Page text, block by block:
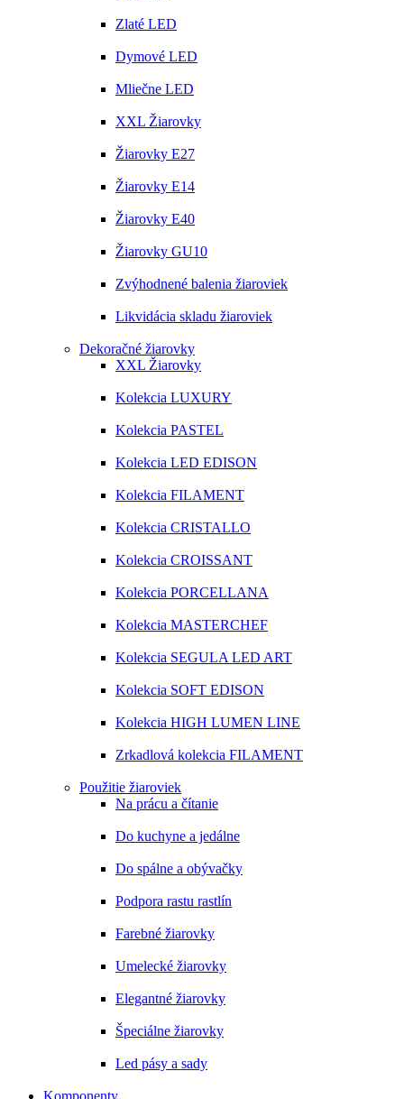
Zlaté LED
Dymové LED
Mliečne LED
XXL Žiarovky
Žiarovky E27
Žiarovky E14
Žiarovky E40
Žiarovky GU10
Zvýhodnené balenia žiaroviek
Likvidácia skladu žiaroviek
Dekoračné žiarovky
XXL Žiarovky
Kolekcia LUXURY
Kolekcia PASTEL
Kolekcia LED EDISON
Kolekcia FILAMENT
Kolekcia CRISTALLO
Kolekcia CROISSANT
Kolekcia PORCELLANA
Kolekcia MASTERCHEF
Kolekcia SEGULA LED ART
Kolekcia SOFT EDISON
Kolekcia HIGH LUMEN LINE
Zrkadlová kolekcia FILAMENT
Použitie žiaroviek
Na prácu a čítanie
Do kuchyne a jedálne
Do spálne a obývačky
Podpora rastu rastlín
Farebné žiarovky
Umelecké žiarovky
Elegantné žiarovky
Špeciálne žiarovky
Led pásy a sady
Komponenty